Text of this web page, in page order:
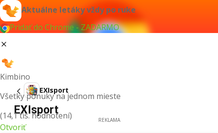
Aktuálne letáky vždy po ruke
Pridať do Chrome - ZADARMO
Kimbino
Všetky ponuky na jednom mieste
(14,1 tis. hodnotení)
Otvoriť
EXIsport
EXIsport
REKLAMA